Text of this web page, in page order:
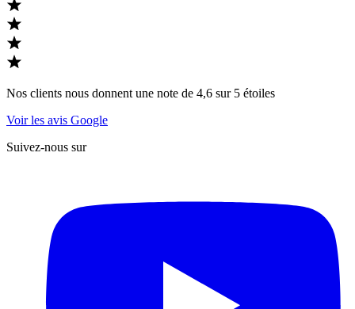
Nos clients nous donnent une note de 4,6 sur 5 étoiles
Voir les avis Google
Suivez-nous sur